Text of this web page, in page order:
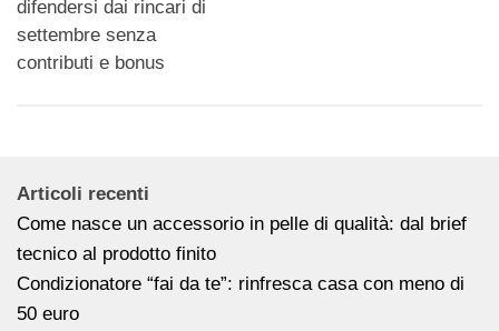
difendersi dai rincari di
settembre senza
contributi e bonus
Articoli recenti
Come nasce un accessorio in pelle di qualità: dal brief
tecnico al prodotto finito
Condizionatore “fai da te”: rinfresca casa con meno di
50 euro